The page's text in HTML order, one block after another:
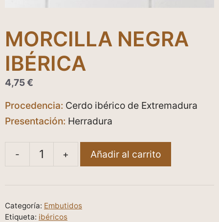
MORCILLA NEGRA
IBÉRICA
4,75€
Procedencia: Cerdo ibérico de Extremadura
Presentación: Herradura
-
MORCILLA
IBÉRICA
cantidad
+ Añadir al carrito
Categoría: Embutidos
Etiqueta: ibéricos